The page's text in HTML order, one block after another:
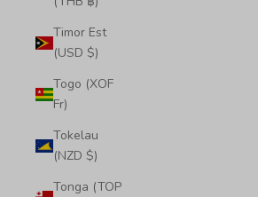
Timor Est
(USD $)
Togo (XOF
Fr)
Tokelau
(NZD $)
Tonga (TOP